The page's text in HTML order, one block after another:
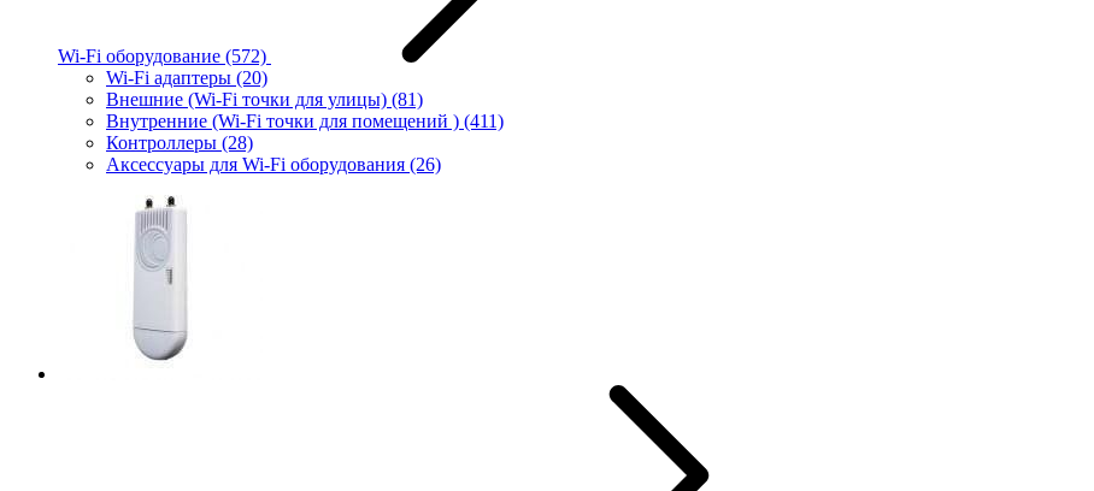
Wi-Fi оборудование (572)
Wi-Fi адаптеры (20)
Внешние (Wi-Fi точки для улицы) (81)
Внутренние (Wi-Fi точки для помещений ) (411)
Контроллеры (28)
Аксессуары для Wi-Fi оборудования (26)